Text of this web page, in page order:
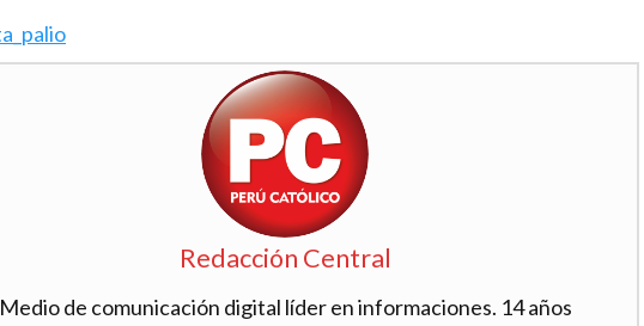
Redacción Central
Medio de comunicación digital líder en informaciones. 14 años